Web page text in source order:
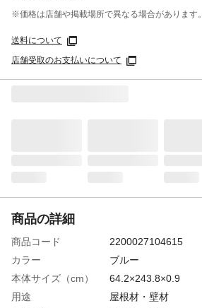
※価格は​店舗や​掲載場所で​異なる​場合が​あります。
送料について
店舗受取のお支払いについて
商品の詳細
商品コード
2200027104615
カラー
ブルー
本体サイズ（cm）
64.2×243.8×0.9
用途
屋根材・壁材